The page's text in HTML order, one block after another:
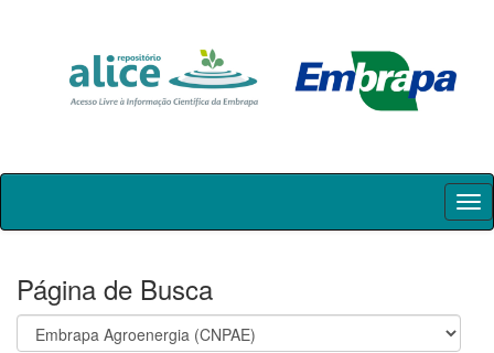
Skip
Página de Busca